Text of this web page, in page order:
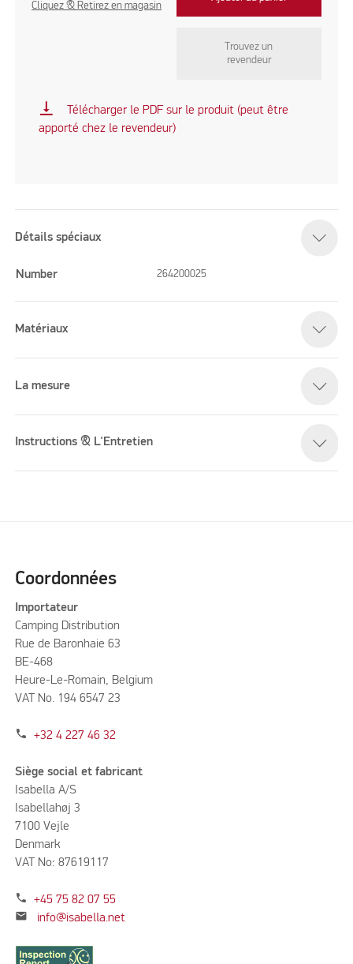
Cliquez & Retirez en magasin
Trouvez un
revendeur
vertical_align_bottom
Télécharger le PDF sur le produit (peut être
apporté chez le revendeur)
Détails spéciaux
Number 264200025
Matériaux
La mesure
Instructions & L'Entretien
Coordonnées
Importateur
Camping Distribution
Rue de Baronhaie 63
BE-468
Heure-Le-Romain, Belgium
VAT No. 194 6547 23
phone +32 4 227 46 32
Siège social et fabricant
Isabella A/S
Isabellahøj 3
7100 Vejle
Denmark
VAT No: 87619117
phone +45 75 82 07 55
mail info@isabella.net